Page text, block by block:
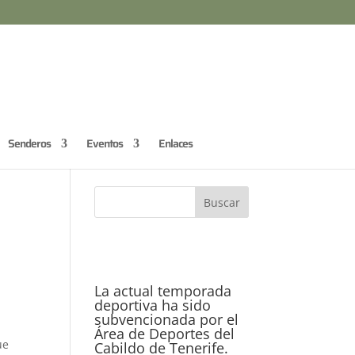
Senderos Eventos Enlaces
La actual temporada
deportiva ha sido
subvencionada por el
Área de Deportes del
Cabildo de Tenerife.